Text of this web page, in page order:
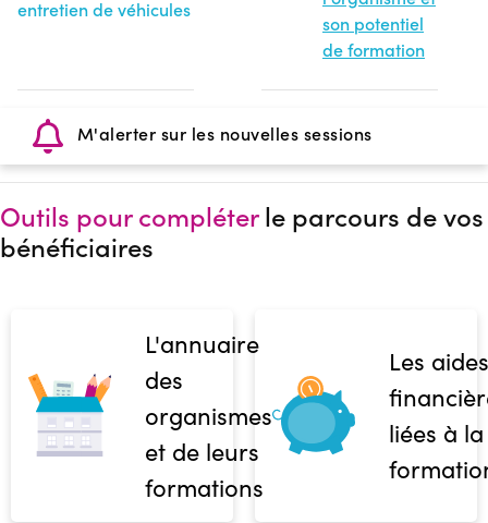
entretien de véhicules
son potentiel
de formation
M'alerter sur les nouvelles sessions
Outils pour compléterle parcours de vos
bénéficiaires
L'annuaire
des
organismes
et de leurs
formations
Les aides
liées à la